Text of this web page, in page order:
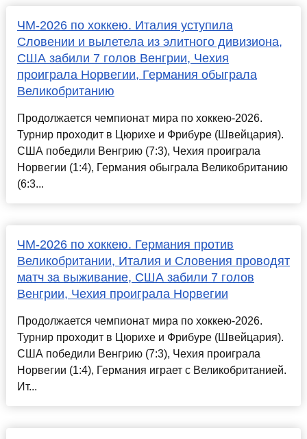
ЧМ-2026 по хоккею. Италия уступила
Словении и вылетела из элитного дивизиона,
США забили 7 голов Венгрии, Чехия
проиграла Норвегии, Германия обыграла
Великобританию
Продолжается чемпионат мира по хоккею-2026.
Турнир проходит в Цюрихе и Фрибуре (Швейцария).
США победили Венгрию (7:3), Чехия проиграла
Норвегии (1:4), Германия обыграла Великобританию
(6:3...
ЧМ-2026 по хоккею. Германия против
Великобритании, Италия и Словения проводят
матч за выживание, США забили 7 голов
Венгрии, Чехия проиграла Норвегии
Продолжается чемпионат мира по хоккею-2026.
Турнир проходит в Цюрихе и Фрибуре (Швейцария).
США победили Венгрию (7:3), Чехия проиграла
Норвегии (1:4), Германия играет с Великобританией.
Ит...